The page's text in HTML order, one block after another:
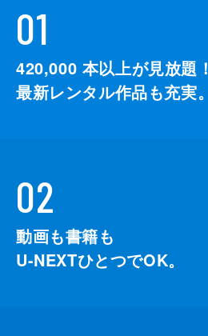
01
420,000 本以上が見放題！
最新レンタル作品も充実。
02
動画も書籍も
U-NEXTひとつでOK。